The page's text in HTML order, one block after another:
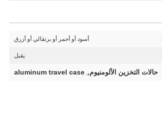
أسود أو أحمر أو برتقالي أو أزرق
يقبل
حالات التخزين الألومنيوم,,
aluminum travel case